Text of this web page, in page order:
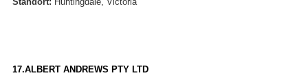
17.ALBERT ANDREWS PTY LTD